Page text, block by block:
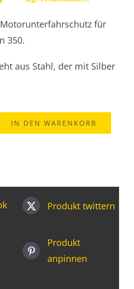
für
350.
aus Stahl, der mit Silber
IN DEN WARENKORB
Produkt twittern
Produkt
anpinnen